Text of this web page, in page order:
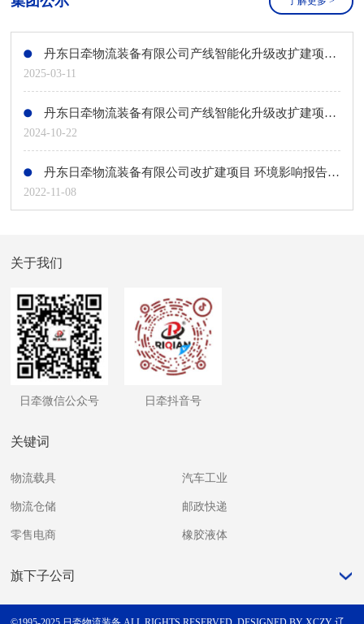
丹东日牵物流装备有限公司产线智能化升级改扩建项目环境影响评价第二次公示
2025-03-11
丹东日牵物流装备有限公司产线智能化升级改扩建项目环境影响评价第一次公示
2024-10-22
丹东日牵物流装备有限公司改扩建项目 环境影响报告书第二次公示
2022-11-08
关于我们
日牵微信公众号 日牵抖音号
关键词
物流载具 汽车工业
物流仓储 邮政快递
零售电商 橡胶液体
旗下子公司